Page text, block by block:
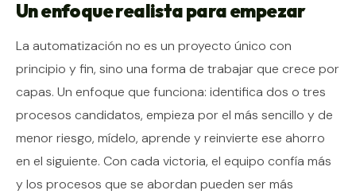
Un enfoque realista para empezar
La automatización no es un proyecto único con
principio y fin, sino una forma de trabajar que crece por
capas. Un enfoque que funciona: identifica dos o tres
procesos candidatos, empieza por el más sencillo y de
menor riesgo, mídelo, aprende y reinvierte ese ahorro
en el siguiente. Con cada victoria, el equipo confía más
y los procesos que se abordan pueden ser más